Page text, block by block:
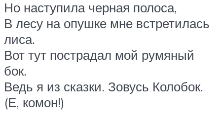
Но наступила черная полоса,
В лесу на опушке мне встретилась
лиса.
Вот тут пострадал мой румяный
бок.
Ведь я из сказки. Зовусь Колобок.
(Е, комон!)